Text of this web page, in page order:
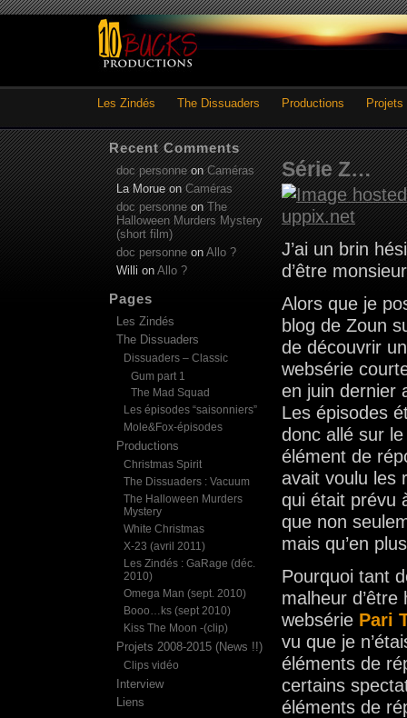
Les Zindés The Dissuaders Productions Projets
Série Z…
J’ai un brin
d’être
Alors que je
blog de Zoun
de découvrir
websérie
en juin dernier
Les épisodes
donc allé sur
élément de
avait voulu les
qui était prévu
que non
mais qu’en
Pourquoi tant
malheur
websérie Pari
vu que je
éléments de
certains
éléments de
Recent Comments
doc personneonCaméras
La MorueonCaméras
doc personneonThe
Halloween Murders Mystery
(short film)
doc personne on Allo ?
Willi on Allo ?
Pages
Les Zindés
The Dissuaders
Dissuaders – Classic
Gum part 1
The Mad Squad
Les épisodes “saisonniers”
Mole&Fox-épisodes
Productions
Christmas Spirit
The Dissuaders : Vacuum
The Halloween Murders
Mystery
White Christmas
X-23 (avril 2011)
Les Zindés : GaRage (déc.
2010)
Omega Man (sept. 2010)
Booo…ks (sept 2010)
Kiss The Moon -(clip)
Projets 2008-2015 (News !!)
Clips vidéo
Interview
Liens